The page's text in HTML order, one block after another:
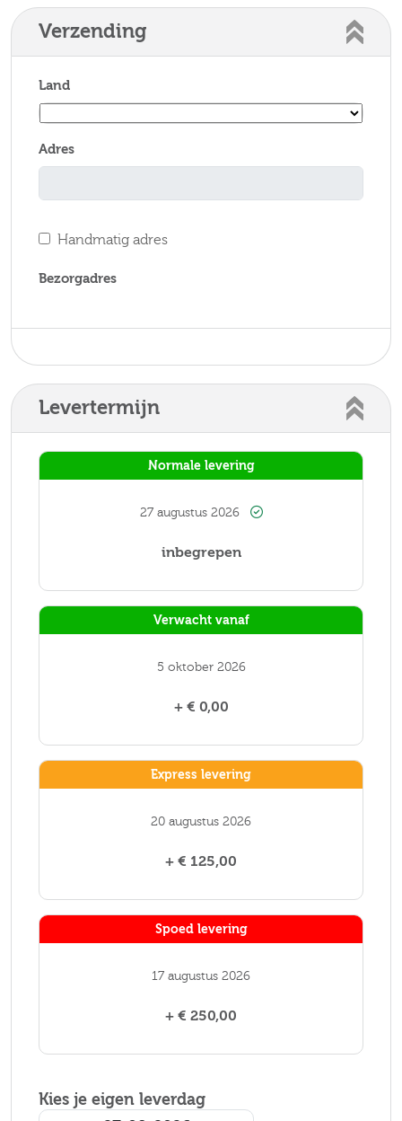
Verzending
Land
Adres
Handmatig adres
Bezorgadres
Levertermijn
Normale levering
27 augustus 2026
inbegrepen
Verwacht vanaf
5 oktober 2026
+ € 0,00
Express levering
20 augustus 2026
+ € 125,00
Spoed levering
17 augustus 2026
+ € 250,00
Kies je eigen leverdag